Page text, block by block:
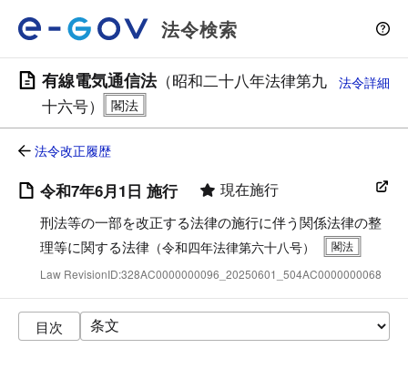
法令検索
有線電気通信法（昭和二十八年法律第九
十六号）
法令詳細
法令改正履歴
令和7年6月1日 施行 現在施行
刑法等の一部を改正する法律の施行に伴う関係法律の整
理等に関する法律 （令和四年法律第六十八号）
Law RevisionID:328AC0000000096_20250601_504AC0000000068
目次